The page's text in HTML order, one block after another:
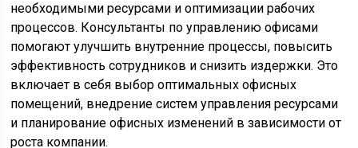
необходимыми ресурсами и оптимизации рабочих
процессов. Консультанты по управлению офисами
помогают улучшить внутренние процессы, повысить
эффективность сотрудников и снизить издержки. Это
включает в себя выбор оптимальных офисных
помещений, внедрение систем управления ресурсами
и планирование офисных изменений в зависимости от
роста компании.